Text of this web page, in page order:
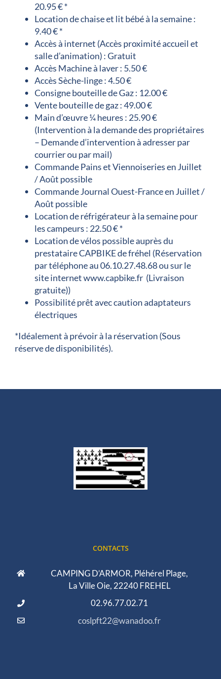
20.95 € *
Location de chaise et lit bébé à la semaine :
9.40 € *
Accès à internet (Accès proximité accueil et
salle d’animation) : Gratuit
Accès Machine à laver : 5.50 €
Accès Sèche-linge : 4.50 €
Consigne bouteille de Gaz : 12.00 €
Vente bouteille de gaz : 49.00 €
Main d’œuvre ¼ heures : 25.90 €
(Intervention à la demande des propriétaires
– Demande d’intervention à adresser par
courrier ou par mail)
Commande Pains et Viennoiseries en Juillet
/ Août possible
Commande Journal Ouest-France en Juillet /
Août possible
Location de réfrigérateur à la semaine pour
les campeurs : 22.50 € *
Location de vélos possible auprès du
prestataire CAPBIKE de fréhel (Réservation
par téléphone au 06.10.27.48.68 ou sur le
site internet www.capbike.fr (Livraison
gratuite))
Possibilité prêt avec caution adaptateurs
électriques
*Idéalement à prévoir à la réservation (Sous
réserve de disponibilités).
CONTACTS
CAMPING D’ARMOR, Pléhérel Plage,
La Ville Oie, 22240 FREHEL
02.96.77.02.71
coslpft22@wanadoo.fr